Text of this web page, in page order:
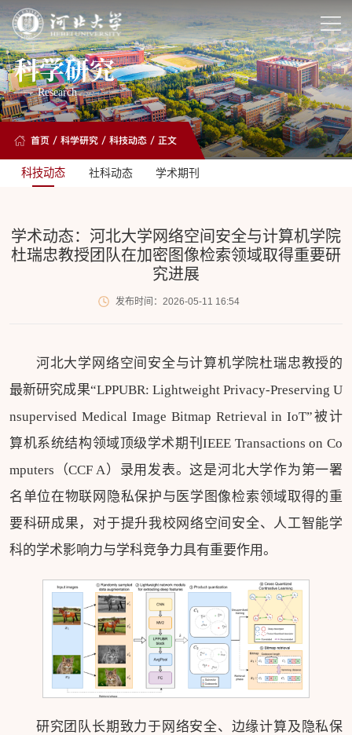
科学研究
Research
首页 /科学研究 /科技动态 / 正文
科技动态 社科动态 学术期刊
学术动态：河北大学网络空间安全与计算机学院
杜瑞忠教授团队在加密图像检索领域取得重要研
究进展
发布时间：2026-05-11 16:54
河北大学网络空间安全与计算机学院杜瑞忠教授的
最新研究成果“LPPUBR: Lightweight Privacy-Preserving U
nsupervised Medical Image Bitmap Retrieval in IoT”被计
算机系统结构领域顶级学术期刊IEEE Transactions on Co
mputers（CCF A）录用发表。这是河北大学作为第一署
名单位在物联网隐私保护与医学图像检索领域取得的重
要科研成果，对于提升我校网络空间安全、人工智能学
科的学术影响力与学科竞争力具有重要作用。
研究团队长期致力于网络安全、边缘计算及隐私保